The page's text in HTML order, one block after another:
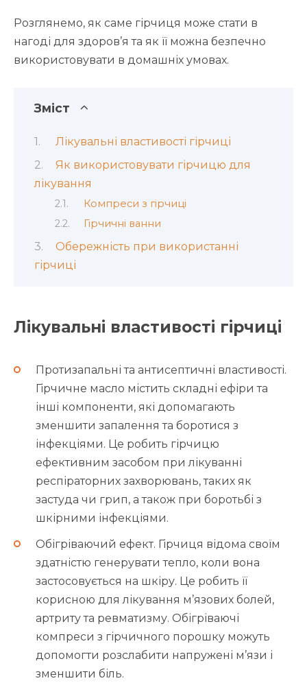
Розглянемо, як саме гірчиця може стати в
нагоді для здоров’я та як її можна безпечно
використовувати в домашніх умовах.
Зміст
Лікувальні властивості гірчиці
Як використовувати гірчицю для
лікування
Компреси з гірчиці
Гірчичні ванни
Обережність при використанні
гірчиці
Лікувальні властивості гірчиці
Протизапальні та антисептичні властивості.
Гірчичне масло містить складні ефіри та
інші компоненти, які допомагають
зменшити запалення та боротися з
інфекціями. Це робить гірчицю
ефективним засобом при лікуванні
респіраторних захворювань, таких як
застуда чи грип, а також при боротьбі з
шкірними інфекціями.
Обігріваючий ефект. Гірчиця відома своїм
здатністю генерувати тепло, коли вона
застосовується на шкіру. Це робить її
корисною для лікування м’язових болей,
артриту та ревматизму. Обігріваючі
компреси з гірчичного порошку можуть
допомогти розслабити напружені м’язи і
зменшити біль.